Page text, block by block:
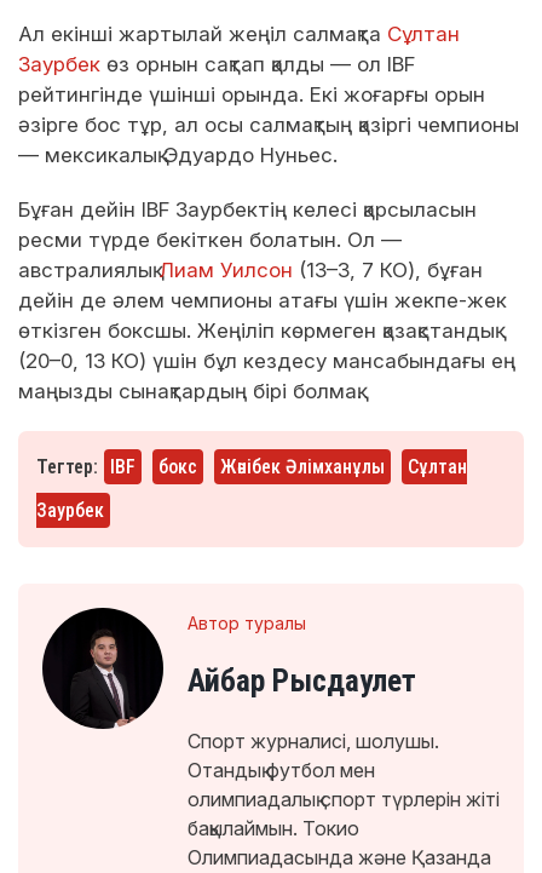
Ал екінші жартылай жеңіл салмақта Сұлтан
Заурбек өз орнын сақтап қалды — ол IBF
рейтингінде үшінші орында. Екі жоғарғы орын
әзірге бос тұр, ал осы салмақтың қазіргі чемпионы
— мексикалық Эдуардо Нуньес.
Бұған дейін IBF Заурбектің келесі қарсыласын
ресми түрде бекіткен болатын. Ол —
австралиялықЛиам Уилсон (13–3, 7 КО), бұған
дейін де әлем чемпионы атағы үшін жекпе-жек
өткізген боксшы. Жеңіліп көрмеген қазақстандық
(20–0, 13 КО) үшін бұл кездесу мансабындағы ең
маңызды сынақтардың бірі болмақ.
Тегтер: IBF бокс Жәнібек Әлімханұлы
Сұлтан
Заурбек
Автор туралы
Айбар Рысдаулет
Спорт журналисі, шолушы.
Отандық футбол мен
олимпиадалық спорт түрлерін жіті
бақылаймын. Токио
Олимпиадасында және Қазанда